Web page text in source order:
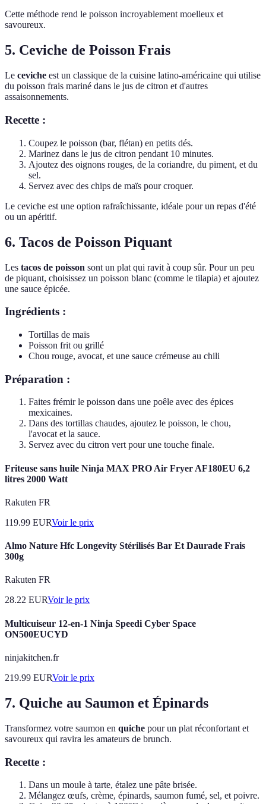
Cette méthode rend le poisson incroyablement moelleux et
savoureux.
5. Ceviche de Poisson Frais
Le ceviche est un classique de la cuisine latino-américaine qui utilise
du poisson frais mariné dans le jus de citron et d'autres
assaisonnements.
Recette :
Coupez le poisson (bar, flétan) en petits dés.
Marinez dans le jus de citron pendant 10 minutes.
Ajoutez des oignons rouges, de la coriandre, du piment, et du
sel.
Servez avec des chips de maïs pour croquer.
Le ceviche est une option rafraîchissante, idéale pour un repas d'été
ou un apéritif.
6. Tacos de Poisson Piquant
Les tacos de poisson sont un plat qui ravit à coup sûr. Pour un peu
de piquant, choisissez un poisson blanc (comme le tilapia) et ajoutez
une sauce épicée.
Ingrédients :
Tortillas de maïs
Poisson frit ou grillé
Chou rouge, avocat, et une sauce crémeuse au chili
Préparation :
Faites frémir le poisson dans une poêle avec des épices
mexicaines.
Dans des tortillas chaudes, ajoutez le poisson, le chou,
l'avocat et la sauce.
Servez avec du citron vert pour une touche finale.
Friteuse sans huile Ninja MAX PRO Air Fryer AF180EU 6,2
litres 2000 Watt
Rakuten FR
119.99 EURVoir le prix
Almo Nature Hfc Longevity Stérilisés Bar Et Daurade Frais
300g
Rakuten FR
28.22 EURVoir le prix
Multicuiseur 12-en-1 Ninja Speedi Cyber Space
ON500EUCYD
ninjakitchen.fr
219.99 EURVoir le prix
7. Quiche au Saumon et Épinards
Transformez votre saumon en quiche pour un plat réconfortant et
savoureux qui ravira les amateurs de brunch.
Recette :
Dans un moule à tarte, étalez une pâte brisée.
Mélangez œufs, crème, épinards, saumon fumé, sel, et poivre.